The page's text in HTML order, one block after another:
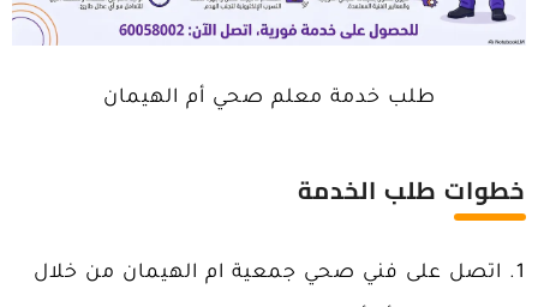
طلب خدمة معلم صحي أم الهيمان
خطوات طلب الخدمة
اتصل على فني صحي جمعية ام الهيمان من خلال